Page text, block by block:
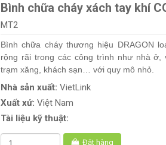
Bình chữa cháy xách tay khí
MT2
Bình chữa cháy thương hiệu DRAGON
rộng rãi trong các công trình như nhà ở,
trạm xăng, khách sạn… với quy mô nhỏ.
Nhà sản xuất: VietLink
Xuất xứ: Việt Nam
Tài liệu kỹ thuật:
Đặt hàng